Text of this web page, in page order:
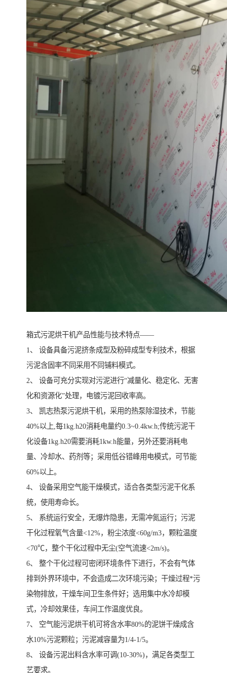
箱式污泥烘干机产品性能与技术特点——
1、 设备具备污泥挤条成型及粉碎成型专利技术，根据
污泥含固率不同采用不同铺料模式。
2、 设备可充分实现对污泥进行“减量化、稳定化、无害
化和资源化”处理，电镀污泥回收率高。
3、 凯志热泵污泥烘干机，采用的热泵除湿技术，节能
40%以上,每1kg.h20消耗电量约0.3~0.4kw.h;传统污泥干
化设备1kg.h20需要消耗1kw.h能量，另外还要消耗电
量、冷却水、药剂等；采用低谷错峰用电模式，可节能
60%以上。
4、 设备采用空气能干燥模式，适合各类型污泥干化系
统，使用寿命长。
5、 系统运行安全，无爆炸隐患，无需冲氮运行；污泥
干化过程氧气含量<12%，粉尘浓度<60g/m3，颗粒温度
<70℃，整个干化过程中无尘(空气流速<2m/s)。
6、 整个干化过程可密闭环境条件下进行，不会有气体
排到外界环境中，不会造成二次环境污染；干燥过程*污
染物排放，干燥车间卫生条件好；选用集中水冷却模
式，冷却效果佳，车间工作温度优良。
7、 空气能污泥烘干机可将含水率80%的泥饼干燥成含
水10%污泥颗粒；污泥减容量为1/4-1/5。
8、 设备污泥出料含水率可调(10-30%)，满足各类型工
艺要求。